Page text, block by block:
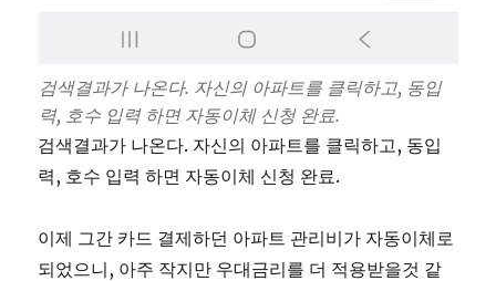
검색결과가 나온다. 자신의 아파트를 클릭하고, 동입
력, 호수 입력 하면 자동이체 신청 완료.
검색결과가 나온다. 자신의 아파트를 클릭하고, 동입
력, 호수 입력 하면 자동이체 신청 완료.
이제 그간 카드 결제하던 아파트 관리비가 자동이체로
되었으니, 아주 작지만 우대금리를 더 적용받을것 같